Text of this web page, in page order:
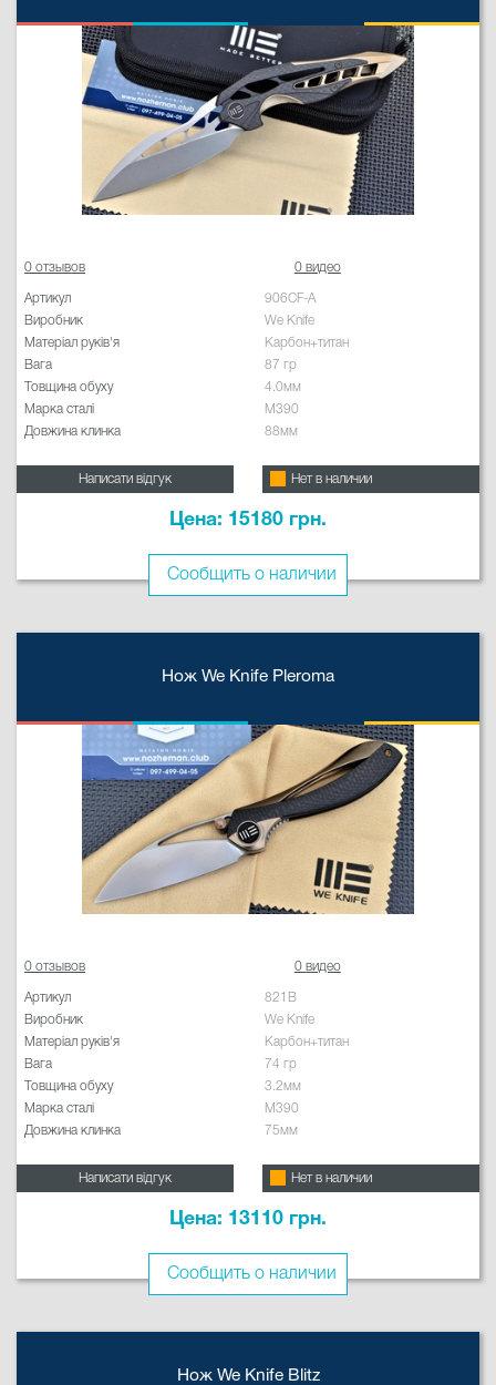
0 отзывов 0 видео
Артикул
906CF-A
Виробник
We Knife
Матеріал руків'я
Карбон+титан
Вага
87 гр
Товщина обуху
4.0мм
Марка сталі
M390
Довжина клинка
88мм
Написати відгук Нет в наличии
Цена: 15180 грн.
Сообщить о наличии
Нож We Knife Pleroma
0 отзывов 0 видео
Артикул
821B
Виробник
We Knife
Матеріал руків'я
Карбон+титан
Вага
74 гр
Товщина обуху
3.2мм
Марка сталі
M390
Довжина клинка
75мм
Написати відгук Нет в наличии
Цена: 13110 грн.
Сообщить о наличии
Нож We Knife Blitz